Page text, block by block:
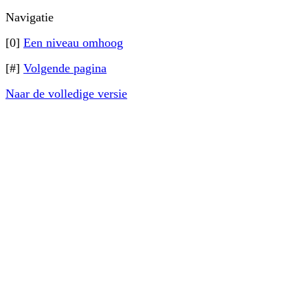
Navigatie
[0] Een niveau omhoog
[#] Volgende pagina
Naar de volledige versie